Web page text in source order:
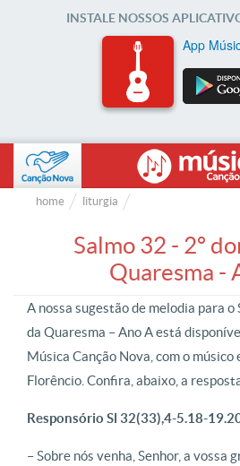
INSTALE NOSSOS
App
home liturgia
Salmo 32 - 2º
Quaresma -
A nossa sugestão de melodia para o
da Quaresma – Ano A está
Música Canção Nova, com o
Florêncio. Confira, abaixo, a
Responsório Sl 32(33),4-5.18-
– Sobre nós venha, Senhor, a vossa